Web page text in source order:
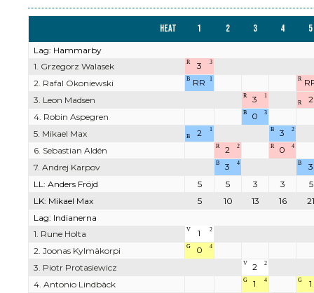
Heat 1 2 3 4 5
Lag: Hammarby
1. Grzegorz Walasek
R 3 3
2. Rafal Okoniewski B RR 1 R
3. Leon Madsen
R 3 1 2
R
4. Robin Aspegren B 0 3
5. Mikael Max 2
1
B
B 3 2
6. Sebastian Aldén R 2 2 R 0 4
7. Andrej Karpov B 3 4 B
3
LL: Anders Fröjd
5 5 3 3
5
LK: Mikael Max
5 10 13 16
21
Lag: Indianerna
1. Rune Holta
V 1 2
2. Joonas Kylmäkorpi G 0 4
3. Piotr Protasiewicz V 2 2
4. Antonio Lindbäck G 1 4 G
1